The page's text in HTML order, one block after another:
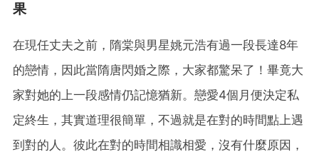
果
在現任丈夫之前，隋棠與男星姚元浩有過一段長達8年
的戀情，因此當隋唐閃婚之際，大家都驚呆了！畢竟大
家對她的上一段感情仍記憶猶新。戀愛4個月便決定私
定終生，其實道理很簡單，不過就是在對的時間點上遇
到對的人。彼此在對的時間相識相愛，沒有什麼原因，